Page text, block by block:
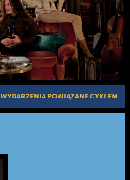
WYDARZENIA POWIĄZANE CYKLEM